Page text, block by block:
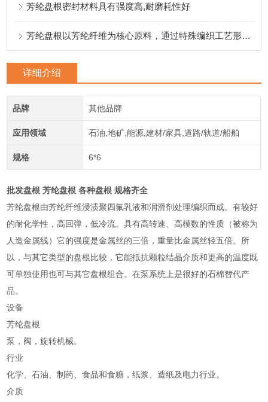
芳纶盘根密封材料具有强度高,耐磨耗性好
芳纶盘根以芳纶纤维为核心原料，通过特殊编织工艺形成致密结构
详细介绍
品牌 其他品牌
应用领域 石油,地矿,能源,建材/家具,道路/轨道/船舶
规格 6*6
批发盘根 芳纶盘根 各种盘根 规格齐全
芳纶盘根由芳纶纤维浸渍聚四氟乳液和润滑剂处理编织而成。有较好
的耐化学性，高回弹，低冷流。具有高转速、高模数的性质（被称为
人造金属线）它的强度是金属丝的三倍，重量比金属丝轻五倍。所
以，与其它类型的盘根比较，它能抵抗颗粒结晶介质和更高的温度既
可单独使用也可与其它盘根组合。在泵系统上是很好的石棉替代产
品。
设备
芳纶盘根
泵，阀，旋转机械。
行业
化学、石油、制药、食品和食糖，纸浆、造纸及电力行业。
介质